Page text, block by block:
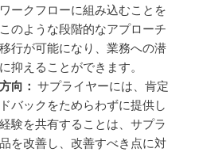
ークフローに組み込むことを
のような段階的なアプローチ
行が可能になり、業務への潜
抑えることができます。
向： サプライヤーには、肯定
バックをためらわずに提供し
験を共有することは、サプラ
を改善し、改善すべき点に対